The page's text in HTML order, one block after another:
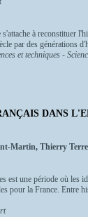
s'attache à reconstituer
par des générations
et techniques -
DANS
Martin, Thierry
est une période où les
pour la France. Entre